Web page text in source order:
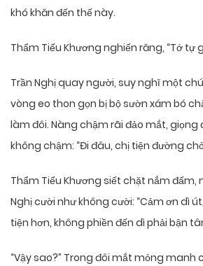
khó khăn đến thế này.
Thẩm Tiểu Khương nghiến răng, “Tớ tự
Trần Nghị quay người, suy nghĩ một
vòng eo thon gọn bị bộ sườn xám bó
làm đôi. Nàng chậm rãi đảo mắt, giọng
không chậm: “Đi đâu, chị tiện đường
Thẩm Tiểu Khương siết chặt nắm đấm,
Nghị cười như không cười: “Cảm ơn dì
tiện hơn, không phiền đến dì phải bận
“Vậy sao?” Trong đôi mắt mỏng manh